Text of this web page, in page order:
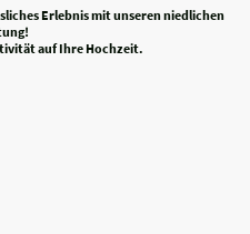
Erlebnis mit unseren niedlichen
auf Ihre Hochzeit.